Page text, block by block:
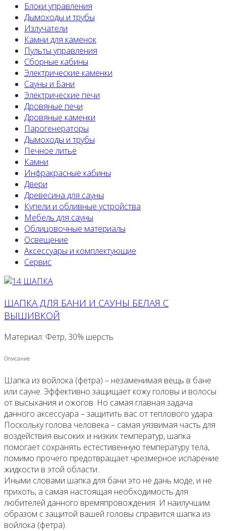
Блоки управления
Дымоходы и трубы
Излучатели
Камни для каменок
Пульты управления
Сборные кабины
Электрические каменки
Сауны и Бани
Электрические печи
Дровяные печи
Дровяные каменки
Парогенераторы
Дымоходы и трубы
Печное литьё
Камни
Инфракрасные кабины
Двери
Древесина для сауны
Купели и обливные устройства
Мебель для сауны
Облицовочные материалы
Освещение
Аксессуары и комплектующие
Сервис
ШАПКА ДЛЯ БАНИ И САУНЫ БЕЛАЯ С
ВЫШИВКОЙ
Материал: Фетр, 30% шерсть
Описание
Шапка из войлока (фетра) – незаменимая вещь в бане
или сауне. Эффективно защищает кожу головы и волосы
от высыхания и ожогов. Но самая главная задача
данного аксессуара – защитить вас от теплового удара.
Поскольку голова человека – самая уязвимая часть для
воздействия высоких и низких температур, шапка
помогает сохранять естестивенную температуру тела,
помимо прочего предотвращает чрезмерное испарение
жидкости в этой области.
Иными словами шапка для бани это не дань моде, и не
прихоть, а самая настоящая необходимость для
любителей данного времяпровождения. И наилучшим
образом с защитой вашей головы справится шапка из
войлока (фетра).